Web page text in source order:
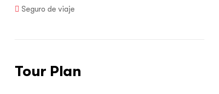
Seguro de viaje
Tour Plan